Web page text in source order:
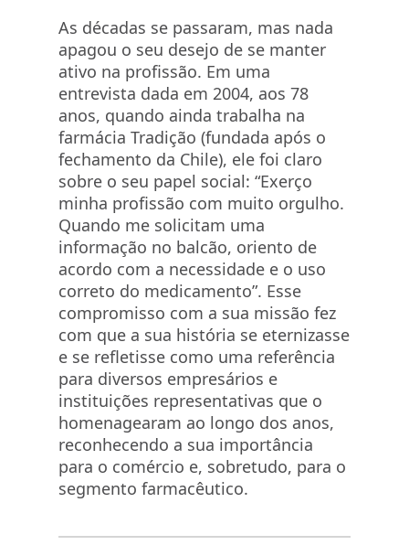
As décadas se passaram, mas nada
apagou o seu desejo de se manter
ativo na profissão. Em uma
entrevista dada em 2004, aos 78
anos, quando ainda trabalha na
farmácia Tradição (fundada após o
fechamento da Chile), ele foi claro
sobre o seu papel social: “Exerço
minha profissão com muito orgulho.
Quando me solicitam uma
informação no balcão, oriento de
acordo com a necessidade e o uso
correto do medicamento”. Esse
compromisso com a sua missão fez
com que a sua história se eternizasse
e se refletisse como uma referência
para diversos empresários e
instituições representativas que o
homenagearam ao longo dos anos,
reconhecendo a sua importância
para o comércio e, sobretudo, para o
segmento farmacêutico.